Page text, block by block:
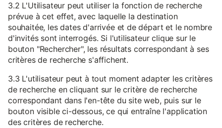
3.2 L'Utilisateur peut utiliser la fonction de recherche
prévue à cet effet, avec laquelle la destination
souhaitée, les dates d'arrivée et de départ et le nombre
d'invités sont interrogés. Si l'utilisateur clique sur le
bouton "Rechercher", les résultats correspondant à ses
critères de recherche s'affichent.
3.3 L'utilisateur peut à tout moment adapter les critères
de recherche en cliquant sur le critère de recherche
correspondant dans l'en-tête du site web, puis sur le
bouton visible ci-dessous, ce qui entraîne l'application
des critères de recherche.